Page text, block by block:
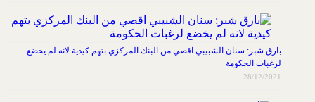
بارق شبر: سنان الشبيبي اقصي من البنك المركزي بتهم كيدية لانه لم يخضع
لرغبات الحكومة
28/12/2021